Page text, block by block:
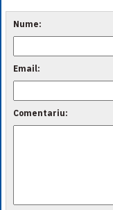
Nume:
Email:
Comentariu: